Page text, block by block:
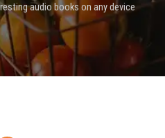
audio books on any device